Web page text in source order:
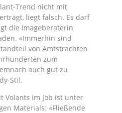
Trend nicht mit
liegt falsch. Es darf
die Imageberaterin
«Immerhin sind
von Amtstrachten
zum
auch gut zu
Stil.
Volants im Job ist unter
Materials: «Fließende